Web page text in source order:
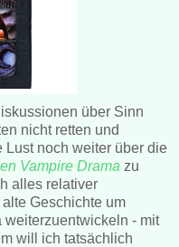
über Sinn
nicht retten und
noch weiter über die
Vampire Drama zu
alles relativer
Geschichte um
weiterzuentwickeln - mit
will ich tatsächlich